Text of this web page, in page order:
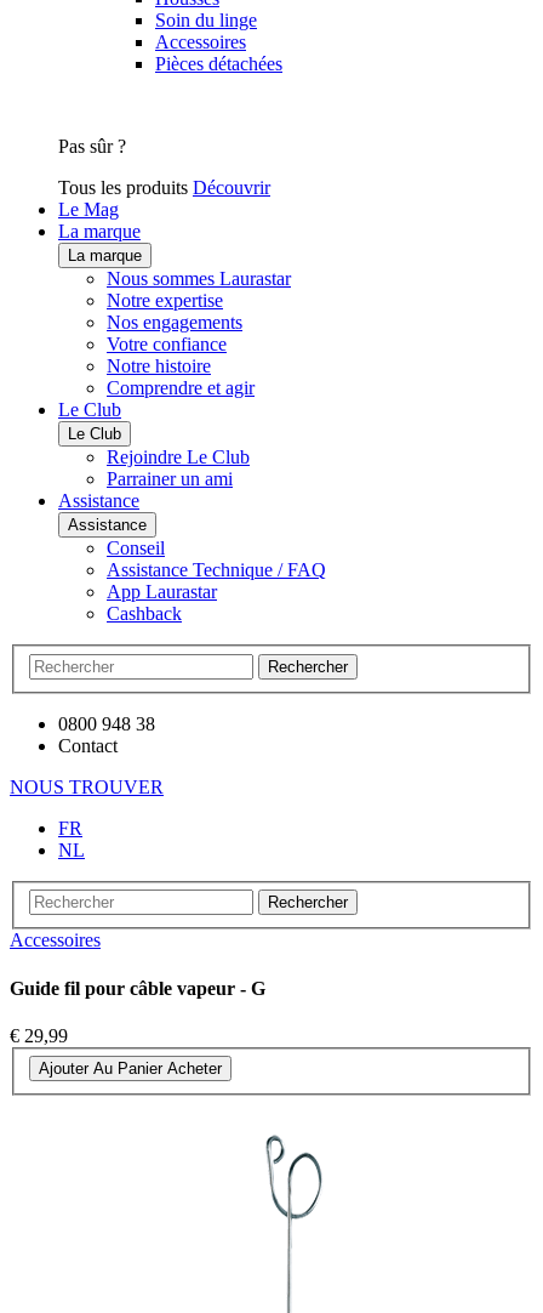
Soin du linge
Accessoires
Pièces détachées
Pas sûr ?
Tous les produits Découvrir
Le Mag
La marque
La marque
Nous sommes Laurastar
Notre expertise
Nos engagements
Votre confiance
Notre histoire
Comprendre et agir
Le Club
Le Club
Rejoindre Le Club
Parrainer un ami
Assistance
Assistance
Conseil
Assistance Technique / FAQ
App Laurastar
Cashback
Rechercher
0800 948 38
Contact
NOUS TROUVER
FR
NL
Rechercher
Accessoires
Guide fil pour câble vapeur - G
€ 29,99
Ajouter Au Panier Acheter